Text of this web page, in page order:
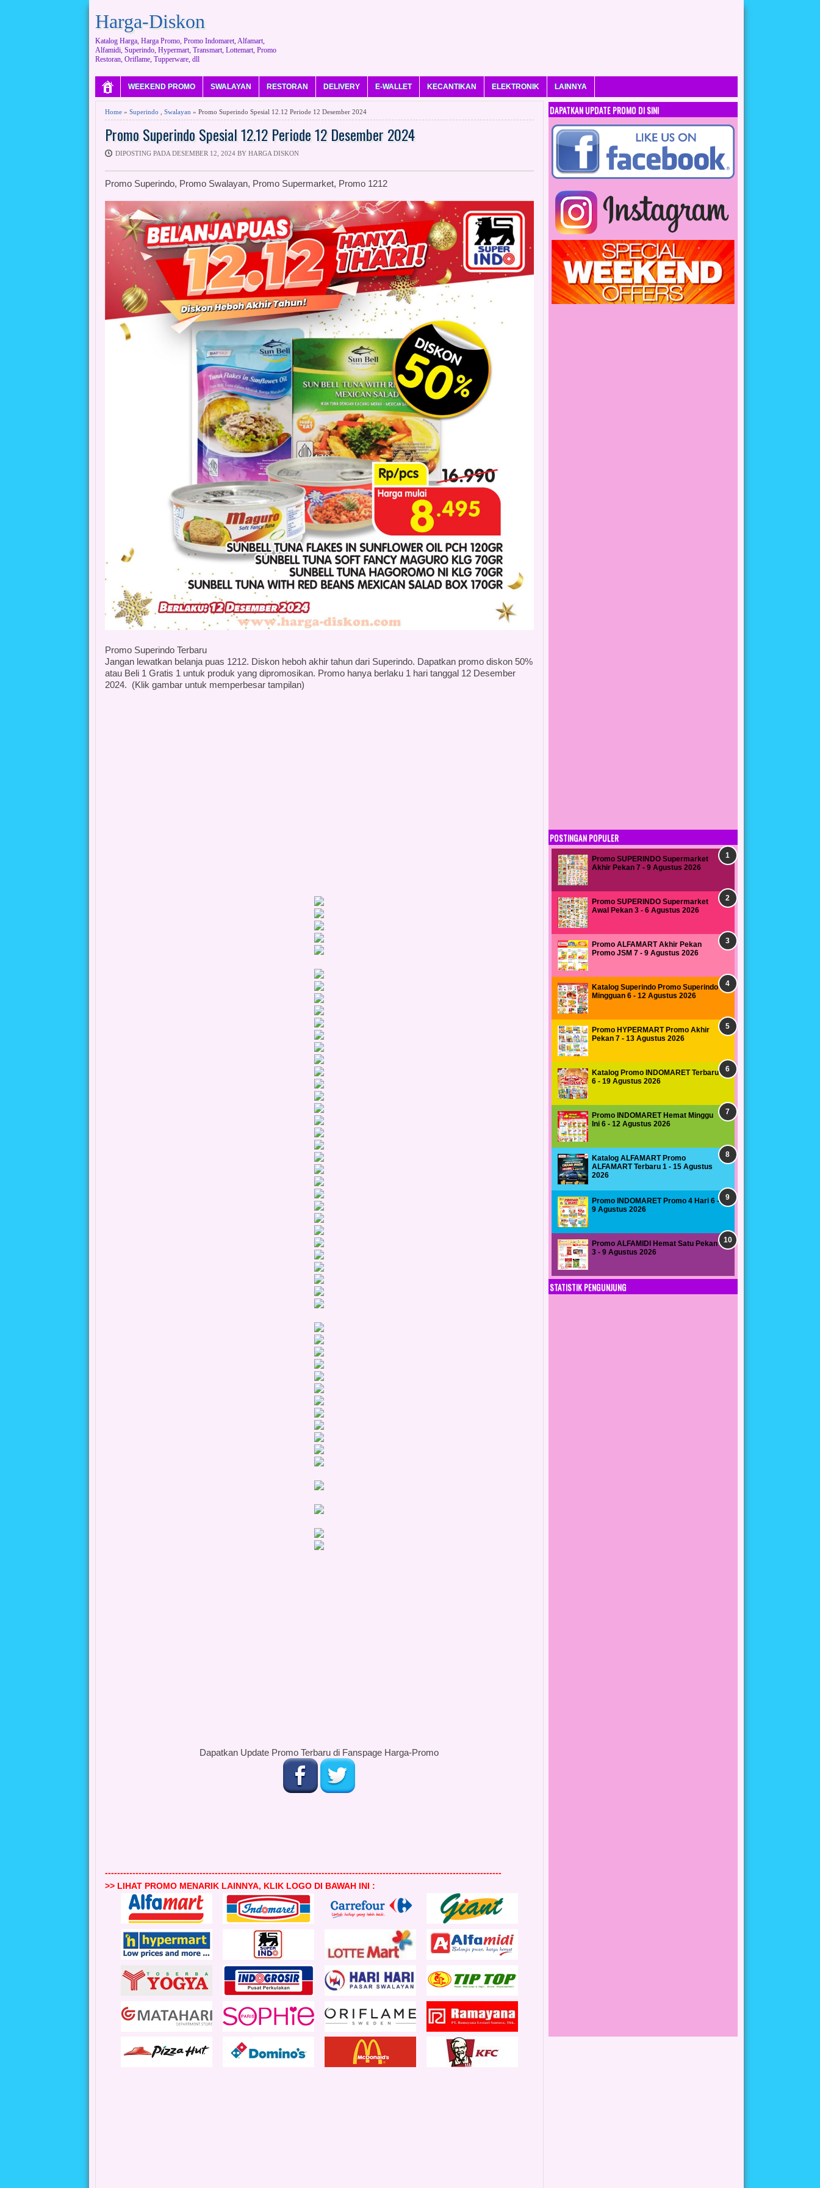
Harga-Diskon
Katalog Harga, Harga Promo, Promo Indomaret, Alfamart,
Alfamidi, Superindo, Hypermart, Transmart, Lottemart, Promo
Restoran, Oriflame, Tupperware, dll
WEEKEND PROMO SWALAYAN RESTORAN DELIVERY E-WALLET KECANTIKAN ELEKTRONIK LAINNYA
Home» Superindo Swalayan » Promo Superindo Spesial 12.12 Periode 12 Desember 2024
Promo Superindo Spesial 12.12 Periode 12 Desember 2024
DIPOSTING PADA DESEMBER 12, 2024 BY HARGA DISKON
Promo Superindo, Promo Swalayan, Promo Supermarket, Promo 1212
Promo Superindo Terbaru
Jangan lewatkan belanja puas 1212. Diskon heboh akhir tahun dari Superindo. Dapatkan promo diskon 50%
atau Beli 1 Gratis 1 untuk produk yang dipromosikan. Promo hanya berlaku 1 hari tanggal 12 Desember
2024. (Klik gambar untuk memperbesar tampilan)
Dapatkan Update Promo Terbaru di Fanspage Harga-Promo
----------------------------------------------------------------------------------------------------------------------------------
>> LIHAT PROMO MENARIK LAINNYA, KLIK LOGO DI BAWAH INI :
DAPATKAN UPDATE PROMO DI SINI
POSTINGAN POPULER
Promo SUPERINDO Supermarket
Akhir Pekan 7 - 9 Agustus 2026
Promo SUPERINDO Supermarket
Awal Pekan 3 - 6 Agustus 2026
Promo ALFAMART Akhir Pekan
Promo JSM 7 - 9 Agustus 2026
Katalog Superindo Promo Superindo
Mingguan 6 - 12 Agustus 2026
Promo HYPERMART Promo Akhir
Pekan 7 - 13 Agustus 2026
Katalog Promo INDOMARET Terbaru
6 - 19 Agustus 2026
Promo INDOMARET Hemat Minggu
Ini 6 - 12 Agustus 2026
Katalog ALFAMART Promo
ALFAMART Terbaru 1 - 15 Agustus
2026
Promo INDOMARET Promo 4 Hari 6 -
9 Agustus 2026
Promo ALFAMIDI Hemat Satu Pekan
3 - 9 Agustus 2026
STATISTIK PENGUNJUNG